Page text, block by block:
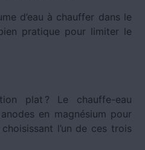
d’eau à chauffer dans le
pratique pour limiter le
plat ? Le chauffe-eau
en magnésium pour
l’un de ces trois